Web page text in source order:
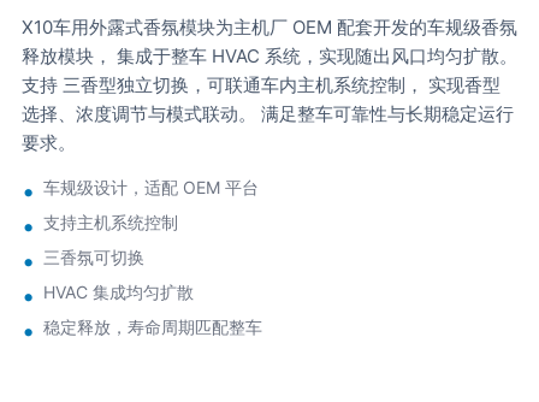
X10车用外露式香氛模块为主机厂 OEM 配套开发的车规级香氛
释放模块， 集成于整车 HVAC 系统，实现随出风口均匀扩散。
支持 三香型独立切换，可联通车内主机系统控制， 实现香型
选择、浓度调节与模式联动。 满足整车可靠性与长期稳定运行
要求。
车规级设计，适配 OEM 平台
支持主机系统控制
三香氛可切换
HVAC 集成均匀扩散
稳定释放，寿命周期匹配整车